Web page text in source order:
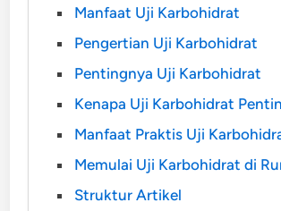
Manfaat Uji Karbohidrat
Pengertian Uji Karbohidrat
Pentingnya Uji Karbohidrat
Kenapa Uji Karbohidrat
Manfaat Praktis Uji
Memulai Uji Karbohidrat di
Struktur Artikel